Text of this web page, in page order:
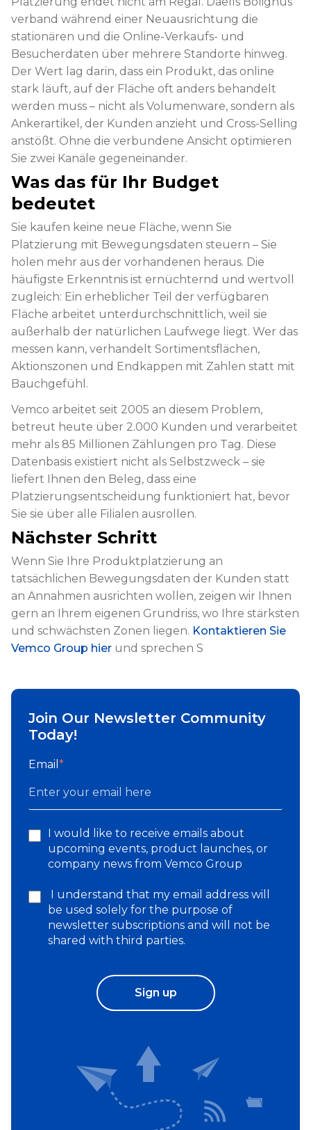
verband während einer Neuausrichtung die
stationären und die Online-Verkaufs- und
Besucherdaten über mehrere Standorte hinweg.
Der Wert lag darin, dass ein Produkt, das online
stark läuft, auf der Fläche oft anders behandelt
werden muss – nicht als Volumenware, sondern als
Ankerartikel, der Kunden anzieht und Cross-Selling
anstößt. Ohne die verbundene Ansicht optimieren
Sie zwei Kanäle gegeneinander.
Was das für Ihr Budget
bedeutet
Sie kaufen keine neue Fläche, wenn Sie
Platzierung mit Bewegungsdaten steuern – Sie
holen mehr aus der vorhandenen heraus. Die
häufigste Erkenntnis ist ernüchternd und wertvoll
zugleich: Ein erheblicher Teil der verfügbaren
Fläche arbeitet unterdurchschnittlich, weil sie
außerhalb der natürlichen Laufwege liegt. Wer das
messen kann, verhandelt Sortimentsflächen,
Aktionszonen und Endkappen mit Zahlen statt mit
Bauchgefühl.
Vemco arbeitet seit 2005 an diesem Problem,
betreut heute über 2.000 Kunden und verarbeitet
mehr als 85 Millionen Zählungen pro Tag. Diese
Datenbasis existiert nicht als Selbstzweck – sie
liefert Ihnen den Beleg, dass eine
Platzierungsentscheidung funktioniert hat, bevor
Sie sie über alle Filialen ausrollen.
Nächster Schritt
Wenn Sie Ihre Produktplatzierung an
tatsächlichen Bewegungsdaten der Kunden statt
an Annahmen ausrichten wollen, zeigen wir Ihnen
gern an Ihrem eigenen Grundriss, wo Ihre stärksten
und schwächsten Zonen liegen. Kontaktieren Sie
Vemco Group hier und sprechen S
Join Our Newsletter Community
Today!
Email *
I would like to receive emails about
upcoming events, product launches, or
company news from Vemco Group
I understand that my email address will
be used solely for the purpose of
newsletter subscriptions and will not be
shared with third parties.